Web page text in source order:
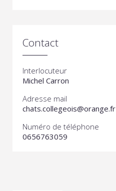
Contact
Interlocuteur
Michel Carron
Adresse mail
chats.collegeois@orange.fr
Numéro de téléphone
0656763059